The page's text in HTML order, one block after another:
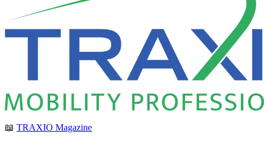
📖 TRAXIO Magazine